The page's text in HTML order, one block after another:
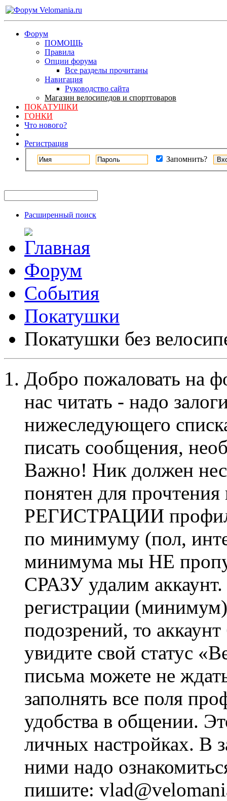
Форум
ПОМОЩЬ
Правила
Опции форума
Все разделы прочитаны
Навигация
Руководство сайта
Магазин велосипедов и спорттоваров
ПОКАТУШКИ
ГОНКИ
Что нового?
Регистрация
Запомнить?
Расширенный поиск
Форум
События
Покатушки
Покатушки без
Добро пожаловать на
нас читать - надо
нижеследующего
писать сообщения,
Важно! Ник должен
понятен для
РЕГИСТРАЦИИ профиль
по минимуму (пол,
минимума мы НЕ
СРАЗУ удалим
регистрации
подозрений, то
увидите свой статус
письма можете не
заполнять все поля
удобства в общении.
личных настройках. В
ними надо
пишите: